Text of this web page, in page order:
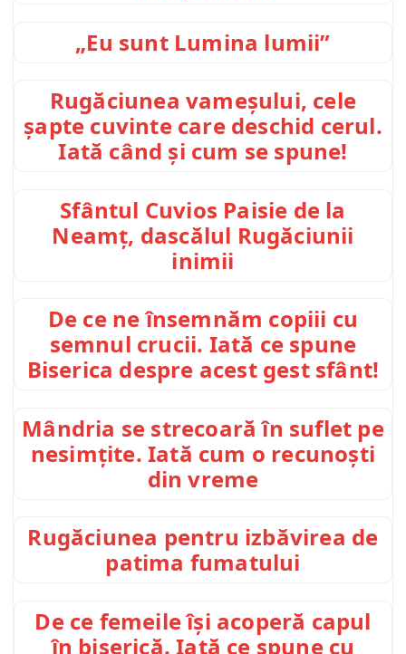
„Eu sunt Lumina lumii”
Rugăciunea vameșului, cele
șapte cuvinte care deschid cerul.
Iată când și cum se spune!
Sfântul Cuvios Paisie de la
Neamț, dascălul Rugăciunii
inimii
De ce ne însemnăm copiii cu
semnul crucii. Iată ce spune
Biserica despre acest gest sfânt!
Mândria se strecoară în suflet pe
nesimțite. Iată cum o recunoști
din vreme
Rugăciunea pentru izbăvirea de
patima fumatului
De ce femeile își acoperă capul
în biserică. Iată ce spune cu